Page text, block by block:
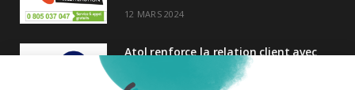
12 MARS 2024
Atol renforce la relation client avec
une nouvelle campagne axée sur la
satisfaction